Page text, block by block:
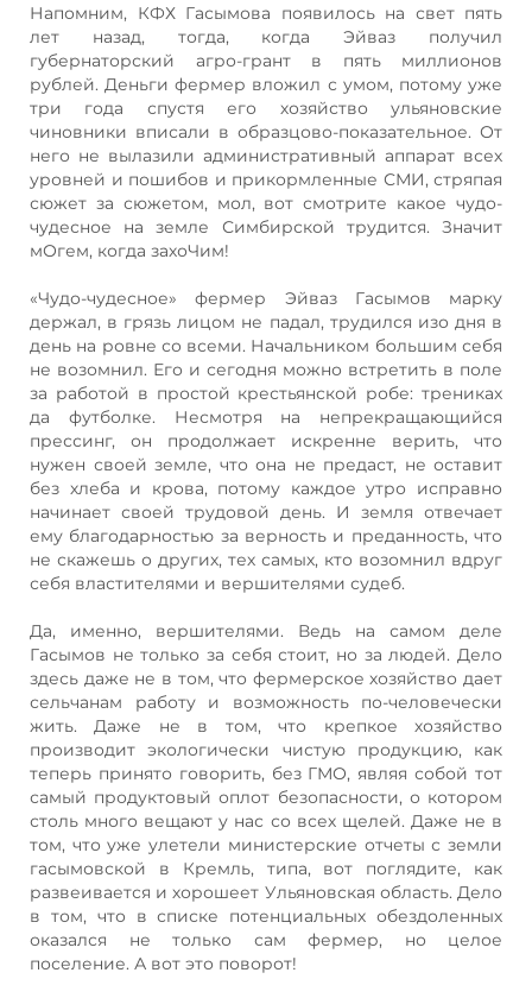
Напомним, КФХ Гасымова появилось на свет пять
лет назад, тогда, когда Эйваз получил
губернаторский агро-грант в пять миллионов
рублей. Деньги фермер вложил с умом, потому уже
три года спустя его хозяйство ульяновские
чиновники вписали в образцово-показательное. От
него не вылазили административный аппарат всех
уровней и пошибов и прикормленные СМИ, стряпая
сюжет за сюжетом, мол, вот смотрите какое чудо-
чудесное на земле Симбирской трудится. Значит
мОгем, когда захоЧим!
«Чудо-чудесное» фермер Эйваз Гасымов марку
держал, в грязь лицом не падал, трудился изо дня в
день на ровне со всеми. Начальником большим себя
не возомнил. Его и сегодня можно встретить в поле
за работой в простой крестьянской робе: трениках
да футболке. Несмотря на непрекращающийся
прессинг, он продолжает искренне верить, что
нужен своей земле, что она не предаст, не оставит
без хлеба и крова, потому каждое утро исправно
начинает своей трудовой день. И земля отвечает
ему благодарностью за верность и преданность, что
не скажешь о других, тех самых, кто возомнил вдруг
себя властителями и вершителями судеб.
Да, именно, вершителями. Ведь на самом деле
Гасымов не только за себя стоит, но за людей. Дело
здесь даже не в том, что фермерское хозяйство дает
сельчанам работу и возможность по-человечески
жить. Даже не в том, что крепкое хозяйство
производит экологически чистую продукцию, как
теперь принято говорить, без ГМО, являя собой тот
самый продуктовый оплот безопасности, о котором
столь много вещают у нас со всех щелей. Даже не в
том, что уже улетели министерские отчеты с земли
гасымовской в Кремль, типа, вот поглядите, как
развеивается и хорошеет Ульяновская область. Дело
в том, что в списке потенциальных обездоленных
оказался не только сам фермер, но целое
поселение. А вот это поворот!